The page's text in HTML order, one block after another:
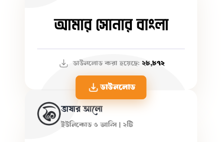
আমার সোনার বাংলা
ডাউনলোড করা হয়েছে: ২৮,৮৭২
ডাউনলোড
ভাষার আলো
ইউনিকোড ও আন্সি | ২টি